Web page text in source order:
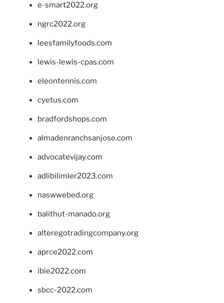
e-smart2022.org
ngrc2022.org
leesfamilyfoods.com
lewis-lewis-cpas.com
eleontennis.com
cyetus.com
bradfordshops.com
almadenranchsanjose.com
advocatevijay.com
adlibilimler2023.com
naswwebed.org
balithut-manado.org
alteregotradingcompany.org
aprce2022.com
ibie2022.com
sbcc-2022.com